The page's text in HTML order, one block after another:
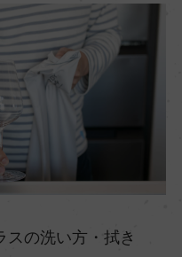
スの洗い方・拭き